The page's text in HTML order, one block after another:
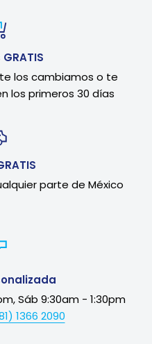
los cambiamos o te
los primeros 30 días
parte de México
Sáb 9:30am - 1:30pm
1366 2090